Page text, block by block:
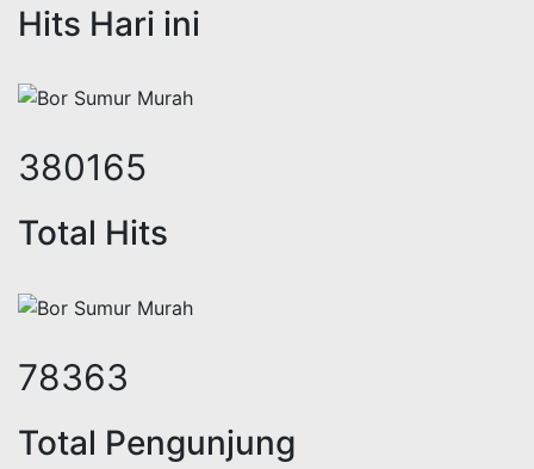
Hits Hari ini
447086
Total Hits
93289
Total Pengunjung